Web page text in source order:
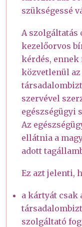
szükségessé
A szolgáltatás
kezelőorvos
kérdés, ennek
közvetlenül
szervével
egészségügyi
Az
ellátnia a
adott
Ez azt jelenti,
a kártyát csak
szolgáltató